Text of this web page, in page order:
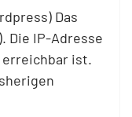
Das
). Die IP-Adresse
ist.